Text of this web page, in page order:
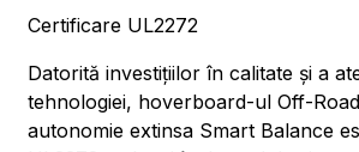
Certificare UL2272
Datorită investițiilor în calitate și a
tehnologiei, hoverboard-ul Off-
autonomie extinsa Smart Balance